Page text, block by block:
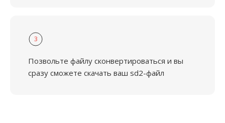
3
Позвольте файлу сконвертироваться и вы
сразу сможете скачать ваш sd2-файл